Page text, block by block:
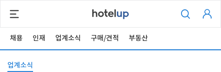
채용 인재 업계소식 구매/견적 부동산
업계소식